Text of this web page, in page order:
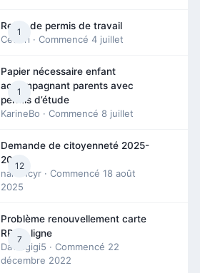
1
Refus de permis de travail
Cedbri · Commencé 4 juillet
1
Papier nécessaire enfant
accompagnant parents avec
permis d’étude
KarineBo · Commencé 8 juillet
12
Demande de citoyenneté 2025-
2026
nanancyr · Commencé 18 août
2025
7
Problème renouvellement carte
RP en ligne
Davidgigi5 · Commencé 22
décembre 2022